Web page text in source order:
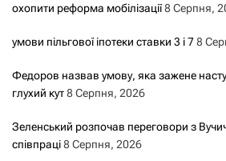
охопити реформа мобілізації8 Серпня,
умови пільгової іпотеки ставки 3 і 78
Федоров назвав умову, яка зажене
глухий кут8 Серпня, 2026
Зеленський розпочав переговори з
співпраці8 Серпня, 2026